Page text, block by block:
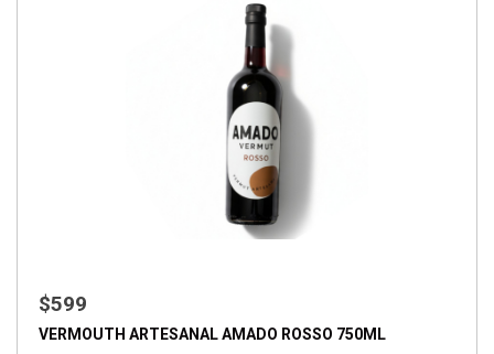
$599
VERMOUTH ARTESANAL AMADO ROSSO 750ML